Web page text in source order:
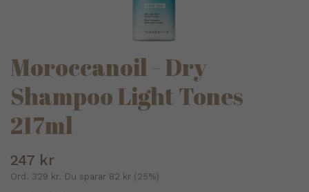
Moroccanoil - Dry
Shampoo Light Tones
217ml
247 kr
Ord. 329 kr. Du sparar 82 kr (25%)